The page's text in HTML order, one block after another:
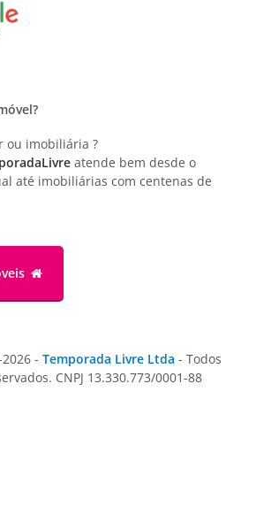
ou imobiliária ?
atende bem desde o
até imobiliárias com centenas de
- Temporada Livre Ltda - Todos
CNPJ 13.330.773/0001-88